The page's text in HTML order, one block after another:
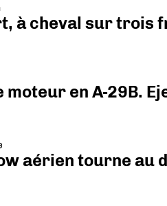
à cheval sur trois
moteur en A-29B.
aérien tourne au